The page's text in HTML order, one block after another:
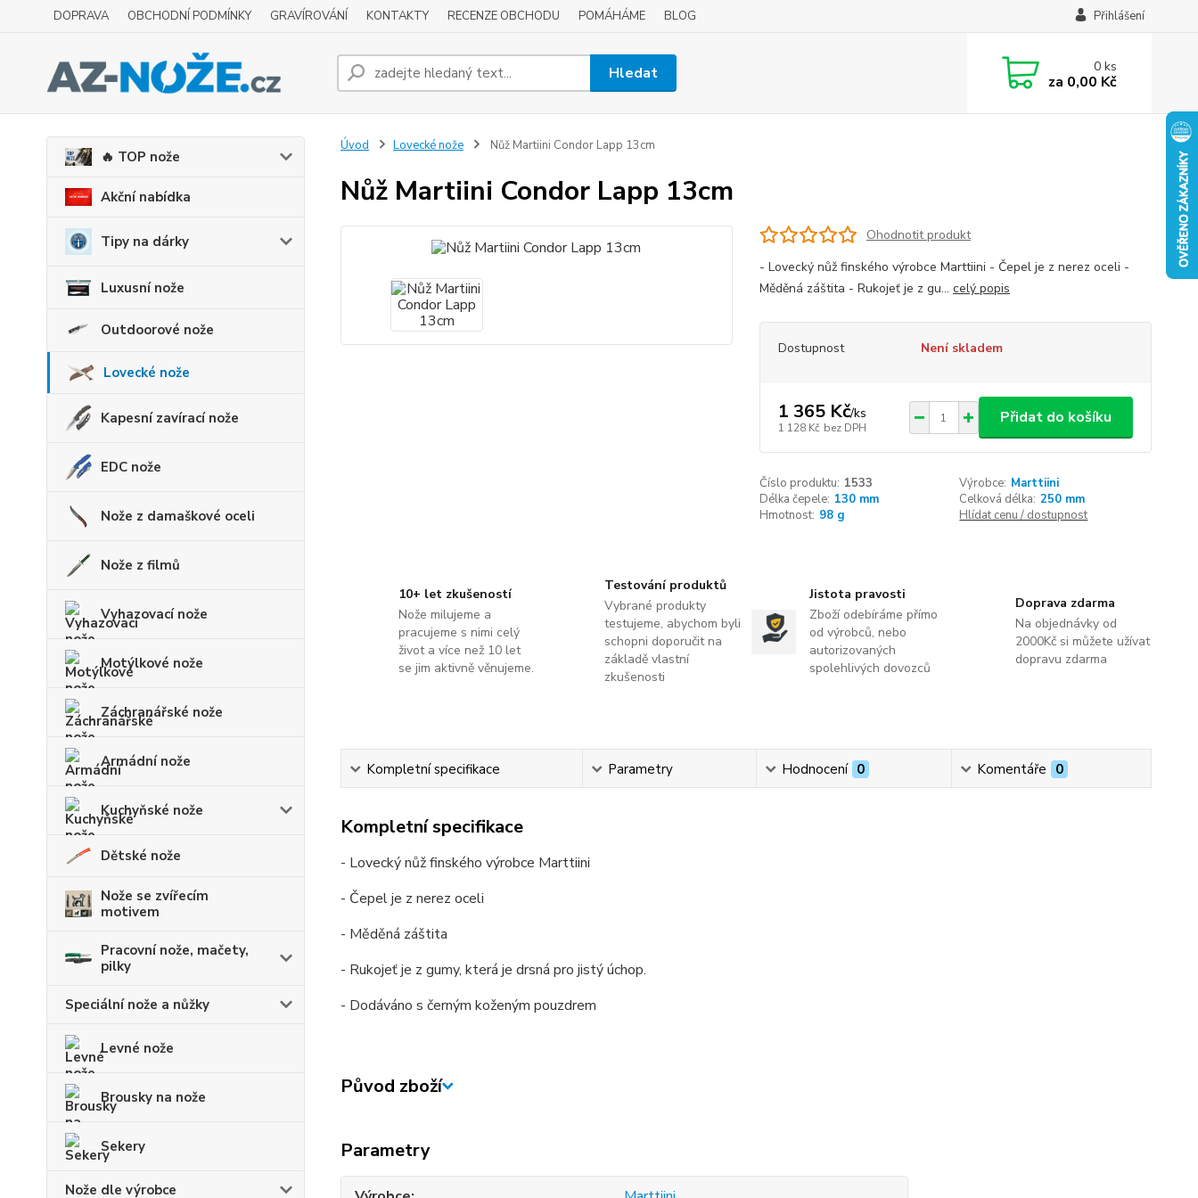
DOPRAVA OBCHODNÍ PODMÍNKY GRAVÍROVÁNÍ KONTAKTY RECENZE OBCHODU POMÁHÁME BLOG Přihlášení
Hledat 0ks
za 0,00 Kč
🔥 TOP nože
Akční nabídka
Tipy na dárky
Luxusní nože
Outdoorové nože
Lovecké nože
Kapesní zavírací nože
EDC nože
Nože z damaškové oceli
Nože z filmů
Vyhazovací nože
Motýlkové nože
Záchranářské nože
Armádní nože
Kuchyňské nože
Dětské nože
Nože se zvířecím
motivem
Pracovní nože, mačety,
pilky
Speciální nože a nůžky
Levné nože
Brousky na nože
Sekery
Nože dle výrobce
Úvod Lovecké nože Nůž Martiini Condor Lapp 13cm
Nůž Martiini Condor Lapp 13cm
Ohodnotit produkt
- Lovecký nůž finského výrobce Marttiini - Čepel je z nerez oceli -
Měděná záštita - Rukojeť je z gu... celý popis
Dostupnost Není skladem
1 365 Kč/ks
1 128 Kč bez DPH
Přidat do košíku
Číslo produktu: 1533 Výrobce: Marttiini
Délka čepele: 130 mm Celková délka: 250 mm
Hmotnost: 98 g Hlídat cenu / dostupnost
10+ let zkušeností
Nože milujeme a
pracujeme s nimi celý
život a více než 10 let
se jim aktivně věnujeme.
Testování produktů
Vybrané produkty
testujeme, abychom byli
schopni doporučit na
základě vlastní
zkušenosti
Jistota pravosti
Zboží odebíráme přímo
od výrobců, nebo
autorizovaných
spolehlivých dovozců
Doprava zdarma
Na objednávky od
2000Kč si můžete užívat
dopravu zdarma
Kompletní specifikace Parametry Hodnocení 0 Komentáře 0
Kompletní specifikace
- Lovecký nůž finského výrobce Marttiini
- Čepel je z nerez oceli
- Měděná záštita
- Rukojeť je z gumy, která je drsná pro jistý úchop.
- Dodáváno s černým koženým pouzdrem
Původ zboží
Parametry